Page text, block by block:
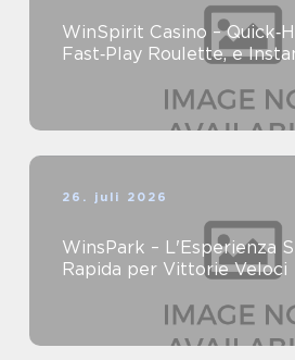
WinSpirit Casino –
Fast‑Play Roulette, e
26. juli 2026
WinsPark – L'Esperienza
Rapida per Vittorie Veloci